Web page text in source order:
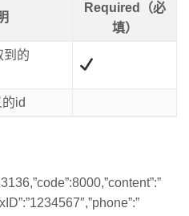
Required（必
填）
到的
id